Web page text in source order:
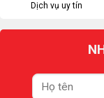
Dịch vụ uy tín